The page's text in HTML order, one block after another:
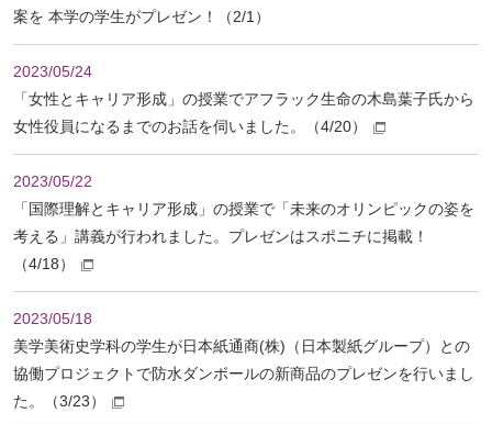
案を 本学の学生がプレゼン！（2/1）
2023/05/24
「女性とキャリア形成」の授業でアフラック生命の木島葉子氏から
女性役員になるまでのお話を伺いました。（4/20）
2023/05/22
「国際理解とキャリア形成」の授業で「未来のオリンピックの姿を
考える」講義が行われました。プレゼンはスポニチに掲載！
（4/18）
2023/05/18
美学美術史学科の学生が日本紙通商(株)（日本製紙グループ）との
協働プロジェクトで防水ダンボールの新商品のプレゼンを行いまし
た。（3/23）
ー